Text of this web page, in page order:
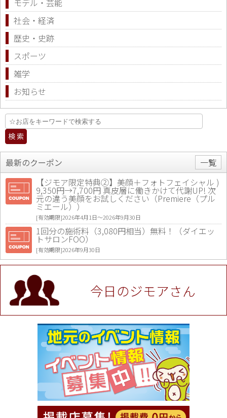
モデル・芸能
社会・経済
歴史・史跡
スポーツ
雑学
お知らせ
最新のクーポン
一覧
【ジモア限定特典②】美顔＋フォトフェイシャル )
9,350円→7,700円 真皮層に働きかけて代謝UP! 次
元の違う美顔をお試しください（Premiere（プル
ミエール））
[有効期限]2026年4月1日〜2026年9月30日
1回分の施術料（3,080円相当）無料！（ダイエッ
トサロンFOO）
[有効期限]2026年9月30日
値段提示後「ジモア見た」で更に買い取り金額 U
P！※チケットと新品商品は除く（大黒屋 高田馬場
駅前店）
[有効期限]2026年9月30日
★ジモア限定特典★ お会計より全品5％OFF（ナチ
ュラル＆ハンドメイドショップ［マキマキ］）
[有効期限]2026年9月30日まで
【ジモア限定①】初回割引 特価 VIO脱毛11,000円
⇒8,800円（メンズ専門ワックス脱毛サロン Mickle
（ミックル））
[有効期限]2026年9月30日
【ジモア読者特典2】コース 3,500円→3,000円（料
理5品+2時間飲み放題）（創作イタリアン Pia Cu
ore（ピアクオーレ））
[有効期限]2026年9月30日
今日のジモアさん